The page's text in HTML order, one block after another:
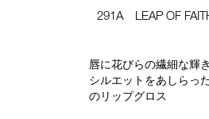
291A LEAP OF
唇に花びらの繊細な輝
シルエットをあしらっ
のリップグロス